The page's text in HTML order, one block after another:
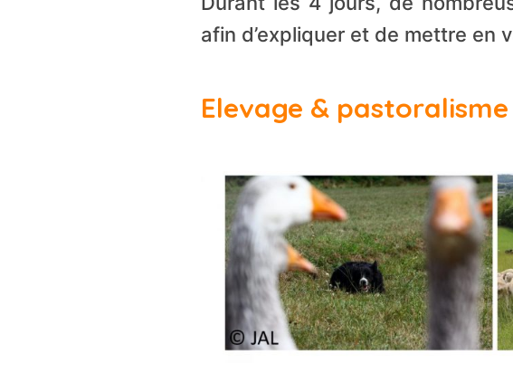
afin d’expliquer et de mettre en
Elevage & pastoralisme